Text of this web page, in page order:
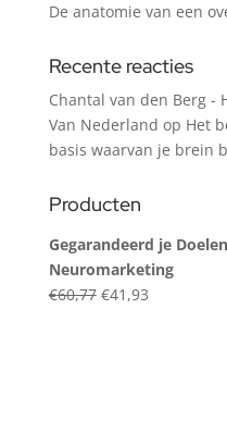
De anatomie van een
Recente reacties
Chantal van den Berg -
Van Nederland op Het
basis waarvan je brein
Producten
Gegarandeerd je
Neuromarketing
€60,77 Original
€41,93Current